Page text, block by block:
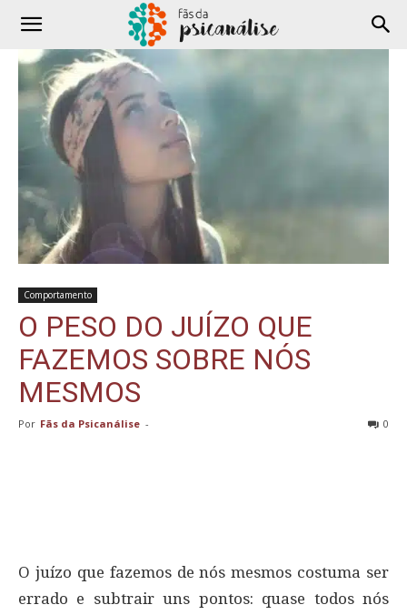
Comportamento
O PESO DO JUÍZO QUE
FAZEMOS SOBRE NÓS
MESMOS
Por Fãs da Psicanálise - 0
O juízo que fazemos de nós mesmos costuma ser
errado e subtrair uns pontos: quase todos nós